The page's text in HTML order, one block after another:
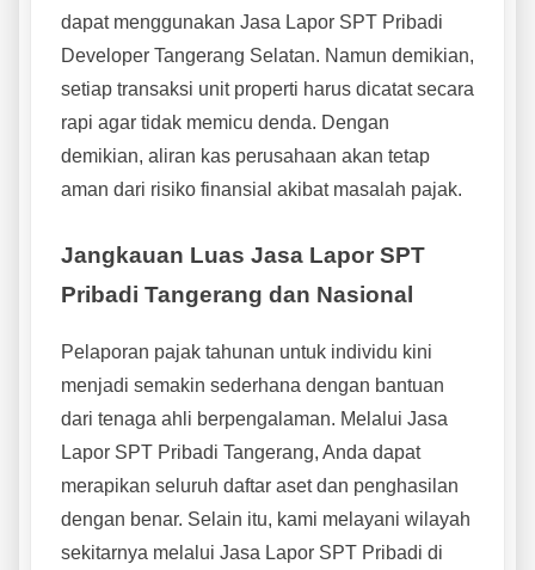
dapat menggunakan Jasa Lapor SPT Pribadi
Developer Tangerang Selatan. Namun demikian,
setiap transaksi unit properti harus dicatat secara
rapi agar tidak memicu denda. Dengan
demikian, aliran kas perusahaan akan tetap
aman dari risiko finansial akibat masalah pajak.
Jangkauan Luas Jasa Lapor SPT
Pribadi Tangerang dan Nasional
Pelaporan pajak tahunan untuk individu kini
menjadi semakin sederhana dengan bantuan
dari tenaga ahli berpengalaman. Melalui Jasa
Lapor SPT Pribadi Tangerang, Anda dapat
merapikan seluruh daftar aset dan penghasilan
dengan benar. Selain itu, kami melayani wilayah
sekitarnya melalui Jasa Lapor SPT Pribadi di